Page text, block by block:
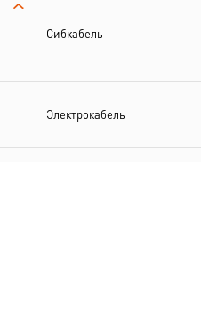
Сибкабель
Электрокабель